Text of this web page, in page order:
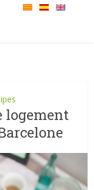
logement